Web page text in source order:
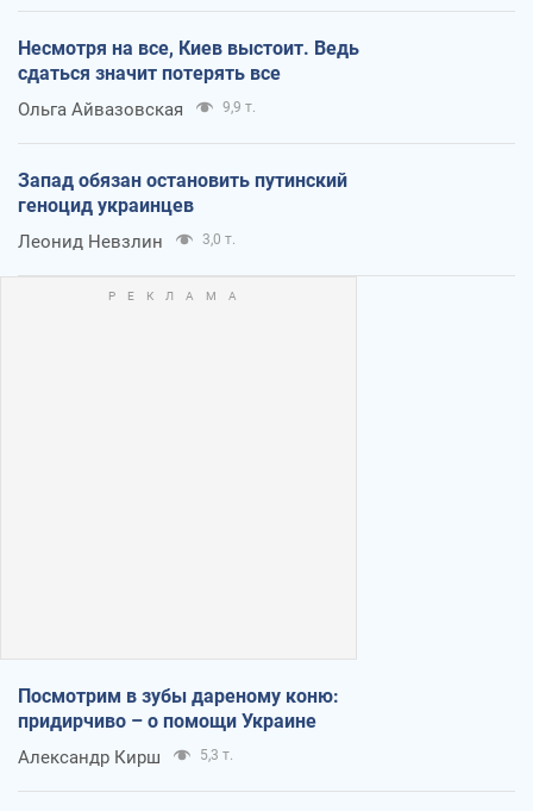
Несмотря на все, Киев выстоит. Ведь
сдаться значит потерять все
Ольга Айвазовская 9,9 т.
Запад обязан остановить путинский
геноцид украинцев
Леонид Невзлин 3,0 т.
Посмотрим в зубы дареному коню:
придирчиво – о помощи Украине
Александр Кирш 5,3 т.